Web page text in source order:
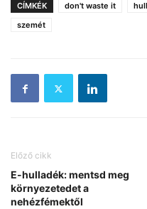
CÍMKÉK don't waste it
szemét
Előző cikk
E-hulladék: mentsd meg
környezetedet a
nehézfémektől